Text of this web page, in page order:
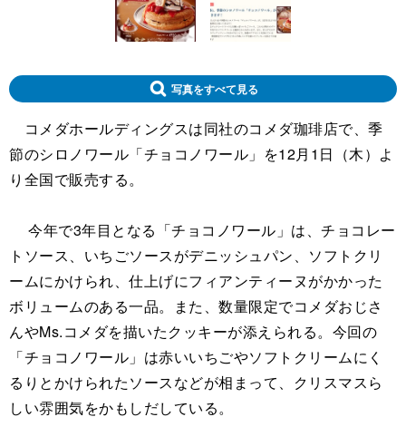
写真をすべて見る
コメダホールディングスは同社のコメダ珈琲店で、季
節のシロノワール「チョコノワール」を12月1日（木）よ
り全国で販売する。
今年で3年目となる「チョコノワール」は、チョコレー
トソース、いちごソースがデニッシュパン、ソフトクリ
ームにかけられ、仕上げにフィアンティーヌがかかった
ボリュームのある一品。また、数量限定でコメダおじさ
んやMs.コメダを描いたクッキーが添えられる。今回の
「チョコノワール」は赤いいちごやソフトクリームにく
るりとかけられたソースなどが相まって、クリスマスら
しい雰囲気をかもしだしている。